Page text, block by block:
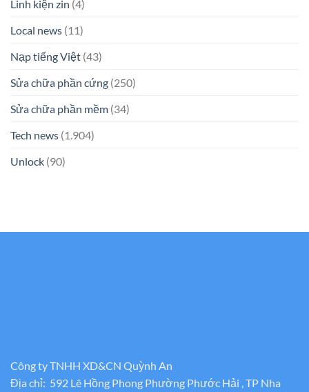
Linh kiện zin (4)
Local news (11)
Nạp tiếng Việt (43)
Sửa chữa phần cứng (250)
Sửa chữa phần mềm (34)
Tech news (1.904)
Unlock (90)
Công ty TNHH XD&CN Quỳnh An
Địa chỉ: 592 Lê Hồng Phong Phường Phước Hải , TP Nha